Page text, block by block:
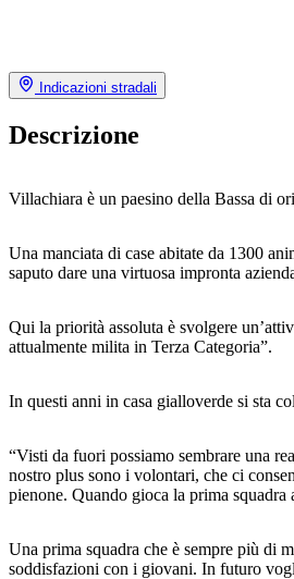
Indicazioni stradali
Descrizione
Villachiara è un paesino della Bassa di
Una manciata di case abitate da 1300
saputo dare una virtuosa impronta
Qui la priorità assoluta è svolgere
attualmente milita in Terza Categoria”.
In questi anni in casa gialloverde si sta
“Visti da fuori possiamo sembrare una
nostro plus sono i volontari, che ci
pienone. Quando gioca la prima
Una prima squadra che è sempre più di
soddisfazioni con i giovani. In futuro